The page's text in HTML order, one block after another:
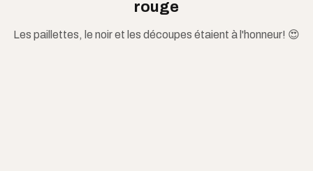
rouge
Les paillettes, le noir et les découpes étaient à l'honneur! 😍